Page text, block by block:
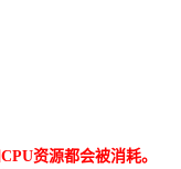
CPU资源都会被消耗。